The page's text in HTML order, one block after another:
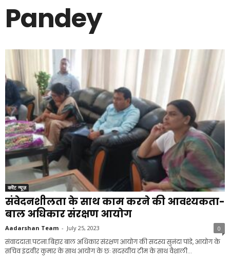
Pandey
करेंट न्यूज़
संवेदनशीलता के साथ काम करने की आवश्यकता-
बाल अधिकार संरक्षण आयोग
Aadarshan Team - July 25, 2023 0
संवाददाता.पटना.बिहार बाल अधिकार संरक्षण आयोग की सदस्य सुनंदा पांडे, आयोग के
सचिव इंद्रवीर कुमार के साथ आयोग के छः सदस्यीय टीम के साथ वैशाली...